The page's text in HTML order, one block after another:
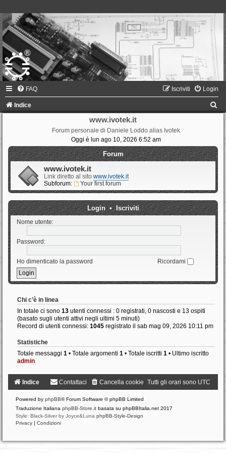
FAQ Login
Iscriviti
Indice
www.ivotek.it
Forum personale di Daniele Loddo alias Ivotek
Oggi è lun ago 10, 2026 6:52 am
Forum
www.ivotek.it
Link diretto al sito www.ivotek.it
Subforum:
Your first forum
Login•Iscriviti
Nome utente:
Password:
Ho dimenticato la password Ricordami
Chi c’è in linea
In totale ci sono 13 utenti connessi : 0 registrati, 0 nascosti e 13 ospiti
(basato sugli utenti attivi negli ultimi 5 minuti)
Record di utenti connessi: 1045 registrato il sab mag 09, 2026 10:11 pm
Statistiche
Totale messaggi 1 • Totale argomenti 1 • Totale iscritti 1 • Ultimo iscritto
admin
Indice Tutti gli orari sono UTC
Cancella cookie
Contattaci
Powered by phpBB® Forum Software © phpBB Limited
Traduzione Italiana phpBB-Store.it basata su phpBBItalia.net 2017
Style: Black-Silver by Joyce&Luna phpBB-Style-Design
Privacy | Condizioni